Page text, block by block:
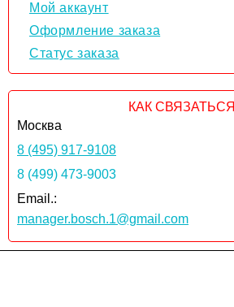
Мой аккаунт
Оформление заказа
Статус заказа
КАК СВЯЗАТЬСЯ
Москва
8 (495) 917-9108
8 (499) 473-9003
Email.:
manager.bosch.1@gmail.com